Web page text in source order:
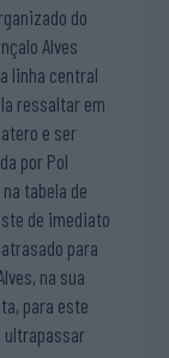
do
Alves
linha central
ressaltar em
e ser
por Pol
tabela de
de imediato
para
na sua
para este
ultrapassar